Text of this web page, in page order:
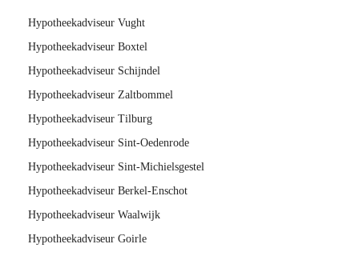
Hypotheekadviseur Vught
Hypotheekadviseur Boxtel
Hypotheekadviseur Schijndel
Hypotheekadviseur Zaltbommel
Hypotheekadviseur Tilburg
Hypotheekadviseur Sint-Oedenrode
Hypotheekadviseur Sint-Michielsgestel
Hypotheekadviseur Berkel-Enschot
Hypotheekadviseur Waalwijk
Hypotheekadviseur Goirle